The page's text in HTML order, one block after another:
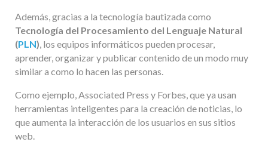
Además, gracias a la tecnología bautizada como
Tecnología del Procesamiento del Lenguaje Natural
(PLN), los equipos informáticos pueden procesar,
aprender, organizar y publicar contenido de un modo muy
similar a como lo hacen las personas.
Como ejemplo, Associated Press y Forbes, que ya usan
herramientas inteligentes para la creación de noticias, lo
que aumenta la interacción de los usuarios en sus sitios
web.